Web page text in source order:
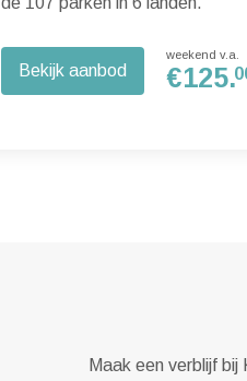
Bekijk aanbod
weekend v.a.
€125.
Maak een verblijf